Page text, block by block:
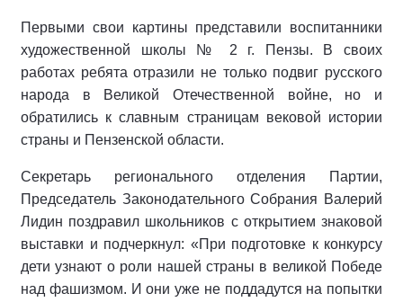
Первыми свои картины представили воспитанники
художественной школы № 2 г. Пензы. В своих
работах ребята отразили не только подвиг русского
народа в Великой Отечественной войне, но и
обратились к славным страницам вековой истории
страны и Пензенской области.
Секретарь регионального отделения Партии,
Председатель Законодательного Собрания Валерий
Лидин поздравил школьников с открытием знаковой
выставки и подчеркнул: «При подготовке к конкурсу
дети узнают о роли нашей страны в великой Победе
над фашизмом. И они уже не поддадутся на попытки